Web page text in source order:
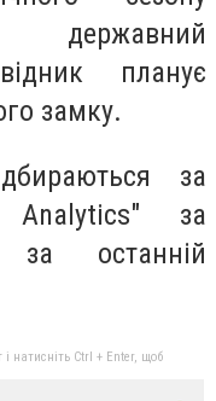
державний
планує
замку.
за
Analytics" за
за останній
натисніть Ctrl + Enter, щоб